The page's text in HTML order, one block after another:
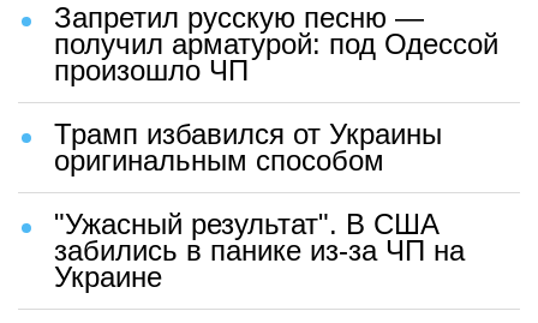
Запретил русскую песню —
получил арматурой: под Одессой
произошло ЧП
Трамп избавился от Украины
оригинальным способом
"Ужасный результат". В США
забились в панике из-за ЧП на
Украине